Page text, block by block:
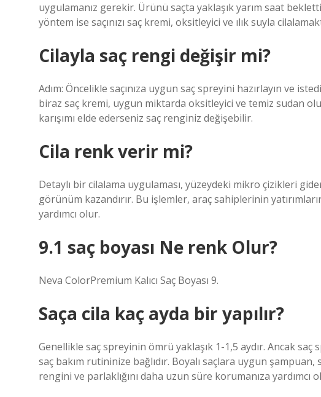
uygulamanız gerekir. Ürünü saçta yaklaşık yarım saat
yöntem ise saçınızı saç kremi, oksitleyici ve ılık suyla
Cilayla saç rengi değişir mi?
Adım: Öncelikle saçınıza uygun saç spreyini hazırlayın ve
biraz saç kremi, uygun miktarda oksitleyici ve temiz sudan
karışımı elde ederseniz saç renginiz değişebilir.
Cila renk verir mi?
Detaylı bir cilalama uygulaması, yüzeydeki mikro çizikleri
görünüm kazandırır. Bu işlemler, araç sahiplerinin
yardımcı olur.
9.1 saç boyası Ne renk Olur?
Neva ColorPremium Kalıcı Saç Boyası 9.
Saça cila kaç ayda bir yapılır?
Genellikle saç spreyinin ömrü yaklaşık 1-1,5 aydır. Ancak saç
saç bakım rutininize bağlıdır. Boyalı saçlara uygun şampuan,
rengini ve parlaklığını daha uzun süre korumanıza yardımcı